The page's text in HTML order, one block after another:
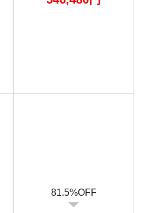
81.5%OFF
工事お見積り依頼